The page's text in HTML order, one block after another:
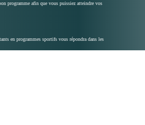
programme afin que vous puissiez atteindre vos
en programmes sportifs vous répondra dans les